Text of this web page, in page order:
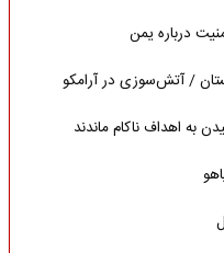
درباره یمن
/ آتش‌سوزی در آرامکو
به اهداف ناکام ماندند